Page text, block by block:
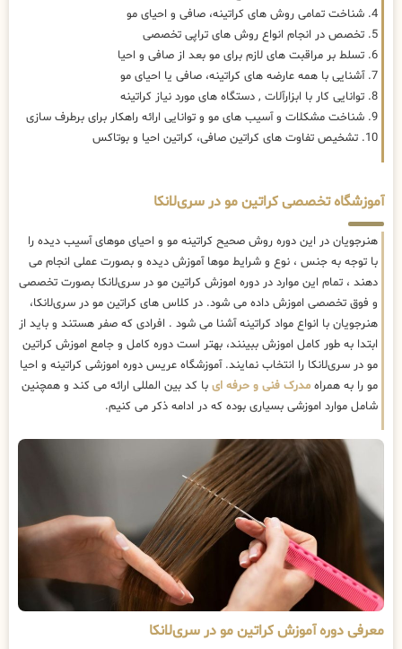
4. شناخت تمامی روش های کراتینه، صافی و احیای مو
5. تخصص در انجام انواع روش های تراپی تخصصی
6. تسلط بر مراقبت های لازم برای مو بعد از صافی و احیا
7. آشنایی با همه عارضه های کراتینه، صافی یا احیای مو
8. توانایی کار با ابزارآلات , دستگاه های مورد نیاز کراتینه
9. شناخت مشکلات و آسیب های مو و توانایی ارائه راهکار برای برطرف سازی
10. تشخیص تفاوت های کراتین صافی، کراتین احیا و بوتاکس
آموزشگاه تخصصی کراتین مو در سری‌لانکا
هنرجویان در این دوره روش صحیح کراتینه مو و احیای موهای آسیب دیده را
با توجه به جنس ، نوع و شرایط موها آموزش دیده و بصورت عملی انجام می
دهند ، تمام این موارد در دوره اموزش کراتین مو در سری‌لانکا بصورت تخصصی
و فوق تخصصی اموزش داده می شود. در کلاس های کراتین مو در سری‌لانکا،
هنرجویان با انواع مواد کراتینه آشنا می شود . افرادی که صفر هستند و باید از
ابتدا به طور کامل اموزش ببینند، بهتر است دوره کامل و جامع اموزش کراتین
مو در سری‌لانکا را انتخاب نمایند. آموزشگاه عریس دوره اموزشی کراتینه و احیا
مو را به همراه مدرک فنی و حرفه ای با کد بین المللی ارائه می کند و همچنین
شامل موارد اموزشی بسیاری بوده که در ادامه ذکر می کنیم.
معرفی دوره آموزش کراتین مو در سری‌لانکا